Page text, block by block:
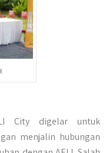
City digelar untuk
menjalin hubungan